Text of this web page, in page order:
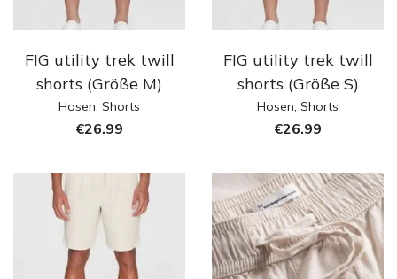
FIG utility trek twill
shorts (Größe M)
Hosen, Shorts
€26.99
FIG utility trek twill
shorts (Größe S)
Hosen, Shorts
€26.99